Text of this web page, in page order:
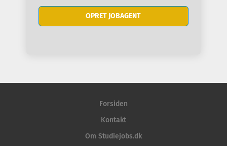
Forsiden
Kontakt
Om Studiejobs.dk